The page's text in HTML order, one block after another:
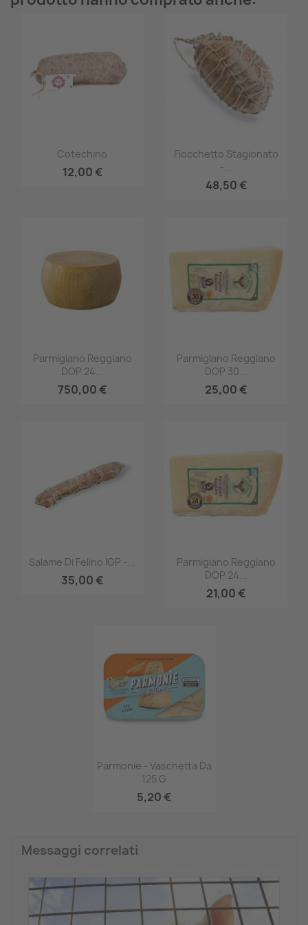
Anteprima
Cotechino
12,00 €
Anteprima
Fiocchetto Stagionato
-...
48,50 €
Anteprima
Parmigiano Reggiano
DOP 24...
750,00 €
Anteprima
Parmigiano Reggiano
DOP 30...
25,00 €
Anteprima
Salame Di Felino IGP -...
35,00 €
Anteprima
Parmigiano Reggiano
DOP 24...
21,00 €
Anteprima
Parmonie - Vaschetta Da
125 G
5,20 €
Messaggi correlati